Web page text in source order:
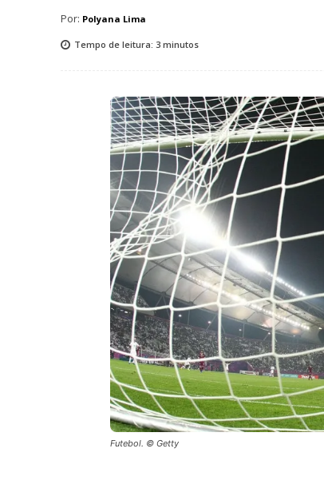
Por: Polyana Lima
Tempo de leitura: 3 minutos
Futebol. © Getty